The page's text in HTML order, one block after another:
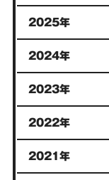
2025年
2024年
2023年
2022年
2021年